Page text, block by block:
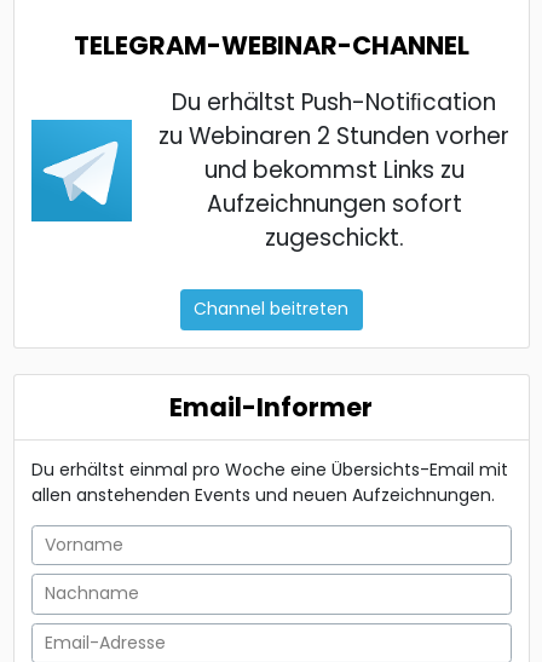
TELEGRAM-WEBINAR-CHANNEL
Du erhältst Push-Notiﬁcation
zu Webinaren 2 Stunden vorher
und bekommst Links zu
Aufzeichnungen sofort
zugeschickt.
Channel beitreten
Email-Informer
Du erhältst einmal pro Woche eine Übersichts-Email mit
allen anstehenden Events und neuen Aufzeichnungen.
Vorname
Nachname
Email-Adresse